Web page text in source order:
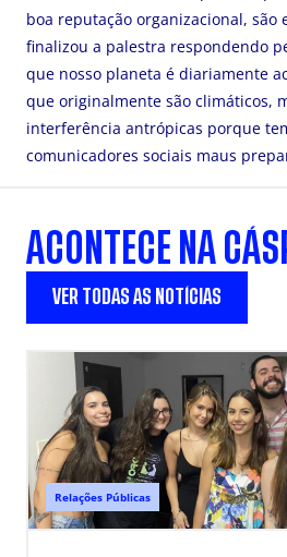
boa reputação organizacional, são
finalizou a palestra respondendo
que nosso planeta é diariamente
que originalmente são climáticos,
interferência antrópicas porque
comunicadores sociais maus
ACONTECE NA
VER TODAS AS NOTÍCIAS
Relações Públicas